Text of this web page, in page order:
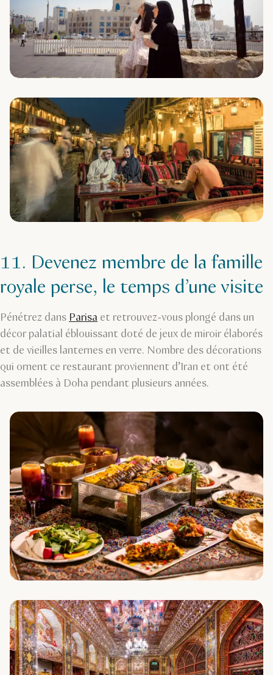
11. Devenez membre de la famille
royale perse, le temps d’une visite
Pénétrez dansParisa et retrouvez-vous plongé dans un
décor palatial éblouissant doté de jeux de miroir élaborés
et de vieilles lanternes en verre. Nombre des décorations
qui ornent ce restaurant proviennent d’Iran et ont été
assemblées à Doha pendant plusieurs années.